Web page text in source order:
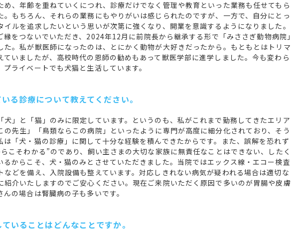
め、年齢を重ねていくにつれ、診療だけでなく管理や教育といった業務も任せてもら
。もちろん、それらの業務にもやりがいは感じられたのですが、一方で、自分にとっ
イルを追求したいという思いが次第に強くなり、開業を意識するようになりました。
縁をつないでいただき、2024年12月に前院長から継承する形で「みささぎ動物病院」
た。私が獣医師になったのは、とにかく動物が大好きだったから。もともとはトリマ
ていましたが、高校時代の恩師の勧めもあって獣医学部に進学しました。今も変わら
ライベートでも犬猫と生活しています。
る診療について教えてください。
犬」と「猫」のみに限定しています。というのも、私がこれまで勤務してきたエリア
の先生」「鳥類ならこの病院」といったように専門が高度に細分化されており、そう
は「犬・猫の診療」に関して十分な経験を積んできたからです。また、誤解を恐れず
こそわかる”のであり、飼い主さまの大切な家族に無責任なことはできない、したく
るからこそ、犬・猫のみとさせていただきました。当院ではエックス線・エコー検査
などを備え、入院設備も整えています。対応しきれない病気が疑われる場合は適切な
紹介いたしますのでご安心ください。現在ご来院いただく原因で多いのが胃腸や皮膚
の場合は腎臓病の子も多いです。
いることはどんなことですか。